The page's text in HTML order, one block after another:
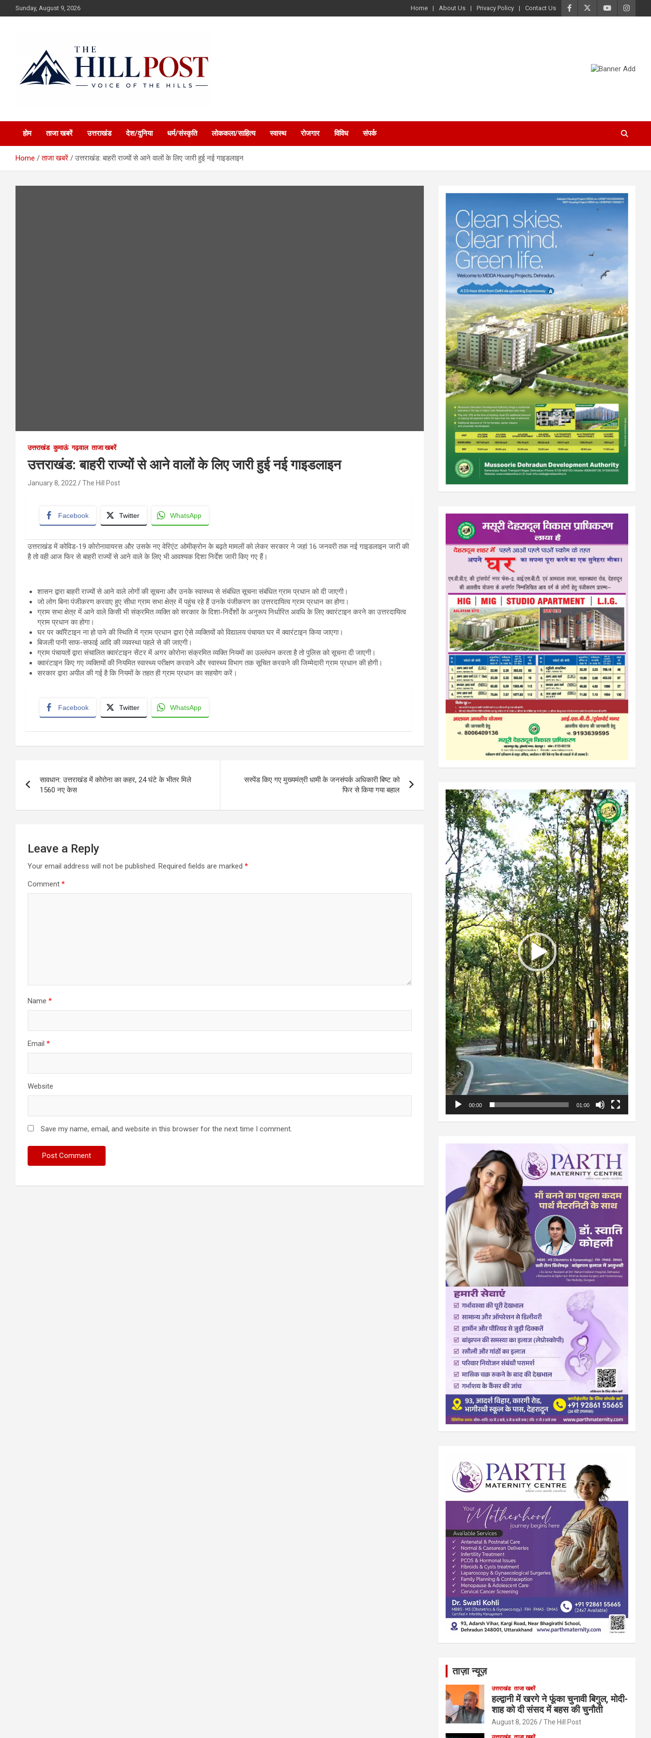
to
Sunday, August 9, 2026 Home About Us Privacy Policy Contact Us
The Hillpost
होम ताजा खबरें उत्तराखंड देश/दुनिया धर्म/संस्कृति लोककला/साहित्य स्वास्थ रोजगार विविध संपर्क
Home ताजा खबरें उत्तराखंड: बाहरी राज्यों से आने वालों के लिए जारी हुई नई गाइडलाइन
उत्तराखंड कुमाऊं गढ़वाल ताजा खबरें
उत्तराखंड: बाहरी राज्यों से आने वालों के लिए जारी हुई नई गाइडलाइन
January 8, 2022 The Hill Post
Facebook Twitter WhatsApp
उत्तराखंड में कोविड-19 कोरोनावायरस और उसके नए वेरिएंट ओमीक्रोन के बढ़ते मामलों को लेकर सरकार ने जहां 16 जनवरी तक नई गाइडलाइन जारी की
है तो वही आज फिर से बाहरी राज्यों से आने वाले के लिए भी आवश्यक दिशा निर्देश जारी किए गए हैं।
शासन द्वारा बाहरी राज्यों से आने वाले लोगों की सूचना और उनके स्वास्थ्य से संबंधित सूचना संबंधित ग्राम प्रधान को दी जाएगी।
जो लोग बिना पंजीकरण करवाए हुए सीधा ग्राम सभा क्षेत्र में पहुंच रहे हैं उनके पंजीकरण का उत्तरदायित्व ग्राम प्रधान का होगा।
ग्राम सभा क्षेत्र में आने वाले किसी भी संक्रमित व्यक्ति को सरकार के दिशा-निर्देशों के अनुरूप निर्धारित अवधि के लिए क्वारंटाइन करने का उत्तरदायित्व
ग्राम प्रधान का होगा।
घर पर क्वॉरेंटाइन ना हो पाने की स्थिति में ग्राम प्रधान द्वारा ऐसे व्यक्तियों को विद्यालय पंचायत घर में क्वारंटाइन किया जाएगा।
बिजली पानी साफ-सफाई आदि की व्यवस्था पहले से की जाएगी।
ग्राम पंचायतों द्वारा संचालित क्वारंटाइन सेंटर में अगर कोरोना संक्रमित व्यक्ति नियमों का उल्लंघन करता है तो पुलिस को सूचना दी जाएगी।
क्वारंटाइन किए गए व्यक्तियों की नियमित स्वास्थ्य परीक्षण करवाने और स्वास्थ्य विभाग तक सूचित करवाने की जिम्मेदारी ग्राम प्रधान की होगी।
सरकार द्वारा अपील की गई है कि नियमों के तहत ही ग्राम प्रधान का सहयोग करें।
Facebook Twitter WhatsApp
navigation
सावधान: उत्तराखंड में कोरोना का कहर, 24 घंटे के भीतर मिले
1560 नए केस
सस्पेंड किए गए मुख्यमंत्री धामी के जनसंपर्क अधिकारी बिष्ट को
फिर से किया गया बहाल
Leave a Reply
Your email address will not be published. Required fields are marked *
Comment *
Name *
Email *
Website
Save my name, email, and website in this browser for the next time I comment.
Video
Player
00:00 01:00
ताज़ा न्यूज़
उत्तराखंड ताजा खबरें
हल्द्वानी में खरगे ने फूंका चुनावी बिगुल, मोदी-
शाह को दी संसद में बहस की चुनौती
August 8, 2026 The Hill Post